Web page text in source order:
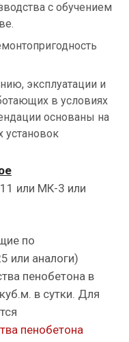
с обучением
эксплуатации и
в условиях
основаны на
установок
или МК-3 или
по
или аналоги)
пенобетона в
в сутки. Для
пенобетона